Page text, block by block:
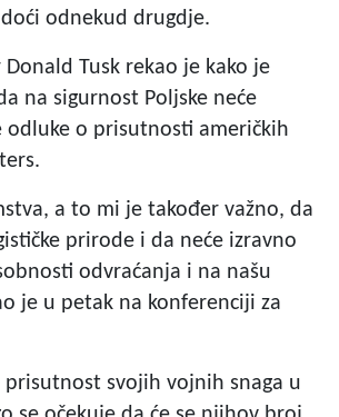
odnekud drugdje.
Tusk rekao je kako je
na sigurnost Poljske neće
odluke o prisutnosti američkih
a to mi je također važno, da
prirode i da neće izravno
odvraćanja i na našu
je u petak na konferenciji za
prisutnost svojih vojnih snaga u